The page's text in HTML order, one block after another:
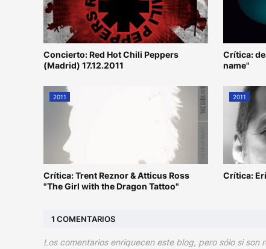
Concierto: Red Hot Chili Peppers
(Madrid) 17.12.2011
Crítica:
name"
2011
Crítica: Trent Reznor & Atticus Ross
"The Girl with the Dragon Tattoo"
2011
Crítica:
1 COMENTARIOS
Los comentarios enriquecen este blog, pero sólo si son